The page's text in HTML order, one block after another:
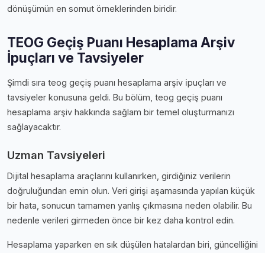
dönüşümün en somut örneklerinden biridir.
TEOG Geçiş Puanı Hesaplama Arşiv
İpuçları ve Tavsiyeler
Şimdi sıra teog geçiş puanı hesaplama arşiv i̇puçları ve
tavsiyeler konusuna geldi. Bu bölüm, teog geçiş puanı
hesaplama arşiv hakkında sağlam bir temel oluşturmanızı
sağlayacaktır.
Uzman Tavsiyeleri
Dijital hesaplama araçlarını kullanırken, girdiğiniz verilerin
doğruluğundan emin olun. Veri girişi aşamasında yapılan küçük
bir hata, sonucun tamamen yanlış çıkmasına neden olabilir. Bu
nedenle verileri girmeden önce bir kez daha kontrol edin.
Hesaplama yaparken en sık düşülen hatalardan biri, güncelliğini